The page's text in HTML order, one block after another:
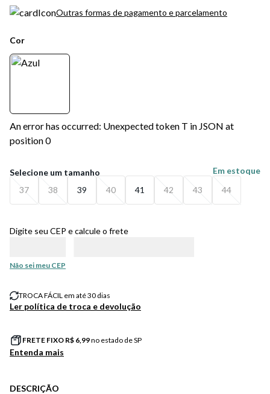
Outras formas de pagamento e parcelamento
Cor
An error has occurred: Unexpected token T in JSON at
position 0
37 38 39 40 41 42 43 44
Em estoque
Digite seu CEP e calcule o frete
Não sei meu CEP
TROCA FÁCIL em até 30 dias
Ler política de troca e devolução
FRETE FIXO R$ 6,99no estado de SP
Entenda mais
DESCRIÇÃO